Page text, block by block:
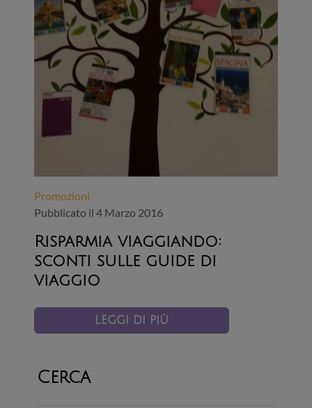
Promozioni
Pubblicato il 4 Marzo 2016
Risparmia viaggiando:
sconti sulle guide di
viaggio
LEGGI DI PIÙ
Cerca